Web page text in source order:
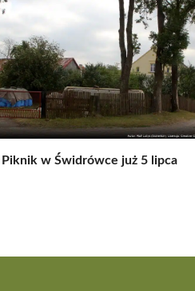
Piknik w Świdrówce już 5 lipca